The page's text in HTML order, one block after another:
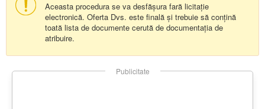
Aceasta procedura se va desfășura fară licitație
electronică. Oferta Dvs. este finală și trebuie să conțină
toată lista de documente cerută de documentația de
atribuire.
Publicitate